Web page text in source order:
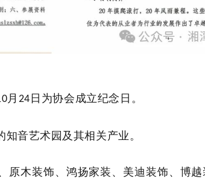
月 24 日为协会成立纪念日。
音艺术园及其相关产业。
原木装饰、鸿扬家装、美迪装饰、博越